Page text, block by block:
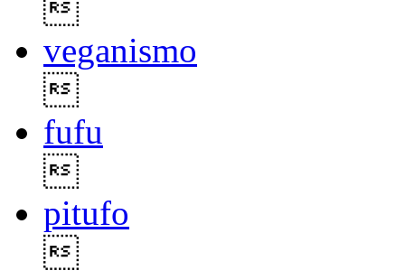
veganismo
fufu
pitufo